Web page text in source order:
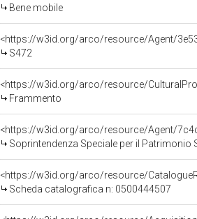
Bene mobile
<https://w3id.org/arco/resource/Agent/
S472
<https://w3id.org/arco/resource/
Frammento
<https://w3id.org/arco/resource/Agent/
Soprintendenza Speciale per il Patrimonio
<https://w3id.org/arco/resource/
Scheda catalografica n: 0500444507